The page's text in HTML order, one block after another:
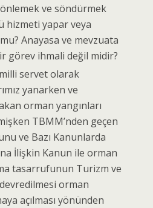
önlemek ve söndürmek
hizmeti yapar veya
Anayasa ve mevzuata
görev ihmali değil midir?
servet olarak
yanarken ve
orman yangınları
TBMM’nden geçen
ve Bazı Kanunlarda
İlişkin Kanun ile orman
tasarrufunun Turizm ve
orman
açılması yönünden